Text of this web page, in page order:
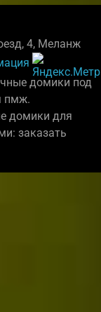
4, Меланж
домики под
пмж.
домики для
заказать